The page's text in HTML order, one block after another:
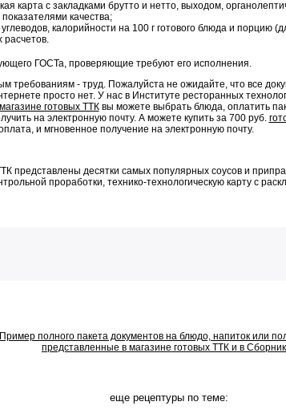
карта с закладками брутто и нетто, выходом,
качества;
калорийности на 100 г готового блюда и порцию
ГОСТа, проверяющие требуют его исполнения.
требованиям - труд. Пожалуйста не ожидайте, что все
просто нет. У нас в Институте ресторанных
готовых ТТКвы можете выбрать блюда, оплатить
на электронную почту. А можете купить за 700 руб.
и мгновенное получение на электронную почту.
представлены десятки самых популярных соусов и
проработки, технико-технологическую карту с
Пример полного пакета документов на блюдо, напиток или
представленные в магазине готовых ТТК и в
еще рецептуры по теме: